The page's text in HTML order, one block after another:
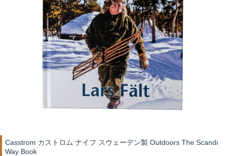
Casstrom カストロム ナイフ スウェーデン製 Outdoors The Scandi
Way Book